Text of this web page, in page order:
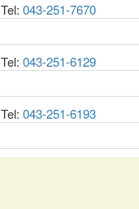
Tel:043-251-7670
Tel:043-251-6129
Tel:043-251-6193